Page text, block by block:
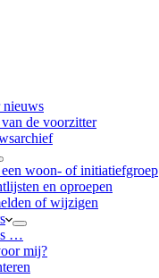
nieuws
de voorzitter
woon- of initiatiefgroep
en oproepen
of wijzigen
…
mij?